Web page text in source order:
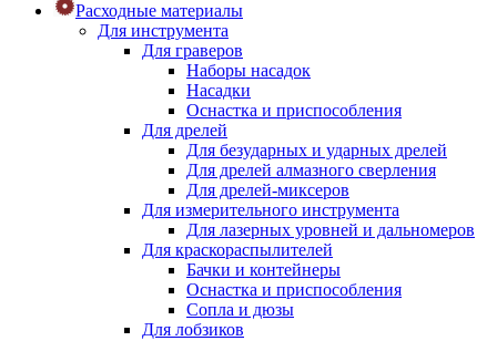
Расходные материалы
Для инструмента
Для граверов
Наборы насадок
Насадки
Оснастка и приспособления
Для дрелей
Для безударных и ударных дрелей
Для дрелей алмазного сверления
Для дрелей-миксеров
Для измерительного инструмента
Для лазерных уровней и дальномеров
Для краскораспылителей
Бачки и контейнеры
Оснастка и приспособления
Сопла и дюзы
Для лобзиков